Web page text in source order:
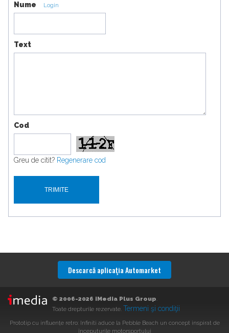
Nume Login
Text
Cod
Greu de citit? Regenerare cod
Descarcă aplicaţia Automarket
© 2006-2026 iMedia Plus Group.
Toate drepturile rezervate. Termeni şi condiţii
Prototip cu influențe retro: Infiniti aduce la Pebble Beach un concept inspirat de
începuturile motorsportului